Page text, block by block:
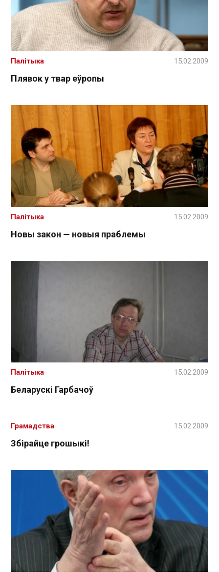
Плявок у твар еўропы
Палітыка 15.02.2009
Новы закон — новыя праблемы
Палітыка 15.02.2009
Беларускі Гарбачоў
Палітыка 15.02.2009
Збірайце грошыкі!
Грамадства 15.02.2009